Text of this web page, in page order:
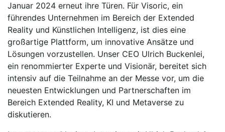
Januar 2024 erneut ihre Türen. Für Visoric, ein
führendes Unternehmen im Bereich der Extended
Reality und Künstlichen Intelligenz, ist dies eine
großartige Plattform, um innovative Ansätze und
Lösungen vorzustellen. Unser CEO Ulrich Buckenlei,
ein renommierter Experte und Visionär, bereitet sich
intensiv auf die Teilnahme an der Messe vor, um die
neuesten Entwicklungen und Partnerschaften im
Bereich Extended Reality, KI und Metaverse zu
diskutieren.